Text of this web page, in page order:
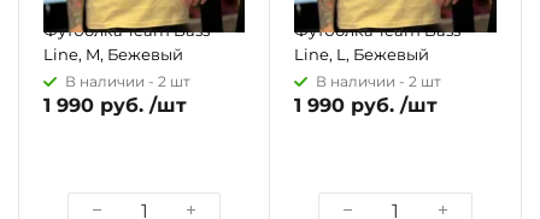
Футболка Team Bass-
Line, M, Бежевый
В наличии - 2 шт
1 990 руб. /шт
Футболка Team Bass-
Line, L, Бежевый
В наличии - 2 шт
1 990 руб. /шт